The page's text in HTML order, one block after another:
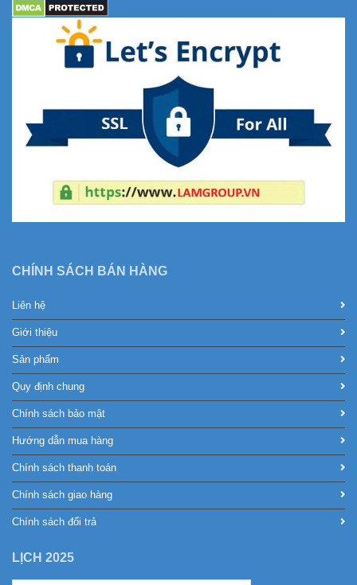
CHÍNH SÁCH BÁN HÀNG
Liên hệ
Giới thiệu
Sản phẩm
Quy định chung
Chính sách bảo mật
Hướng dẫn mua hàng
Chính sách thanh toán
Chính sách giao hàng
Chính sách đổi trả
LỊCH 2025